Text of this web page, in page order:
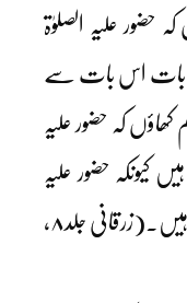
حضور علیہ الصلوٰۃ
یہ بات اس بات سے
کہ حضور علیہ
کیونکہ حضور علیہ
الصلوٰۃ والسلام نبی بھی ہیں اور شہید بھی ہیں۔(زرقانی جلد۸،